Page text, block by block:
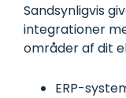
Sandsynligvis
integrationer
områder af dit
ERP-